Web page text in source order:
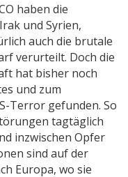
haben die
und Syrien,
auch die brutale
verurteilt. Doch die
hat bisher noch
und zum
Terror gefunden. So
tagtäglich
inzwischen Opfer
sind auf der
Europa, wo sie